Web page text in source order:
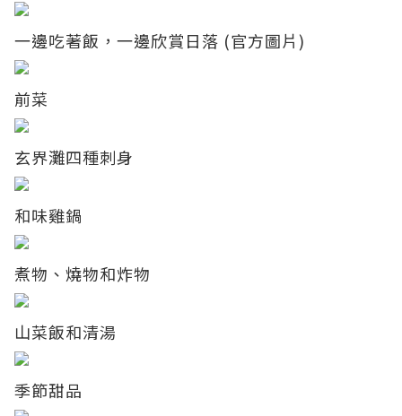
一邊吃著飯，一邊欣賞日落 (官方圖片)
前菜
玄界灘四種刺身
和味雞鍋
煮物、燒物和炸物
山菜飯和清湯
季節甜品